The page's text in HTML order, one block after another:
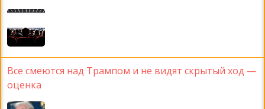
Все смеются над Трампом и не видят скрытый ход —
оценка